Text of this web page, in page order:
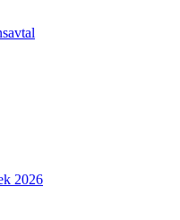
2026